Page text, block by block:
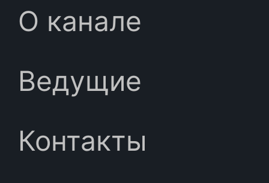
О канале
Ведущие
Контакты